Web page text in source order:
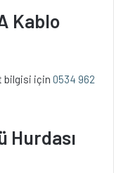
Kablo
bilgisi için 0534 962
Hurdası